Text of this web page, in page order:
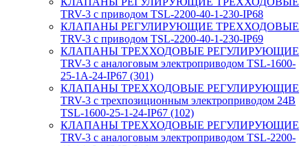
TRV-3 с приводом TSL-2200-40-1-230-IP68
КЛАПАНЫ РЕГУЛИРУЮЩИЕ ТРЕХХОДОВЫЕ
TRV-3 с приводом TSL-2200-40-1-230-IP69
КЛАПАНЫ ТРЕХХОДОВЫЕ РЕГУЛИРУЮЩИЕ
TRV-3 с аналоговым электроприводом TSL-1600-
25-1А-24-IP67 (301)
КЛАПАНЫ ТРЕХХОДОВЫЕ РЕГУЛИРУЮЩИЕ
TRV-3 с трехпозиционным электроприводом 24В
TSL-1600-25-1-24-IP67 (102)
КЛАПАНЫ ТРЕХХОДОВЫЕ РЕГУЛИРУЮЩИЕ
TRV-3 с аналоговым электроприводом TSL-2200-